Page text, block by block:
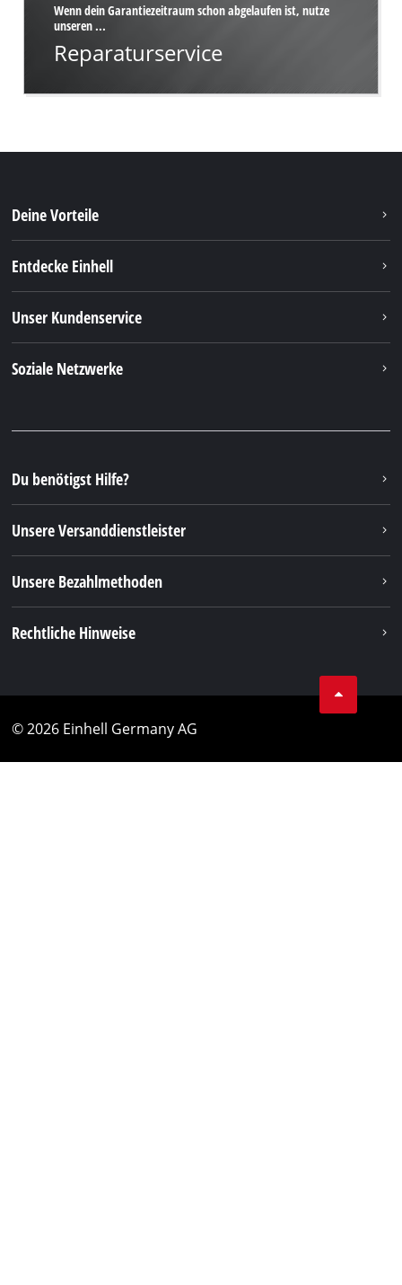
Wenn dein Garantiezeitraum schon abgelaufen ist, nutze
unseren ...
Reparaturservice
Deine Vorteile
Entdecke Einhell
Unser Kundenservice
Soziale Netzwerke
Du benötigst Hilfe?
Unsere Versanddienstleister
Unsere Bezahlmethoden
Rechtliche Hinweise
© 2026 Einhell Germany AG